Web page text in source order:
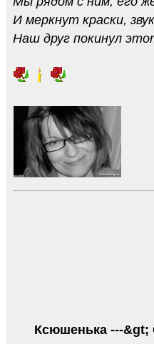
И меркнут краски,
Наш друг покинул
Ксюшенька ---